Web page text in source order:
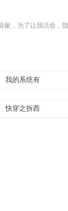
我的系统有点儿皮
快穿之拆西皮小能手